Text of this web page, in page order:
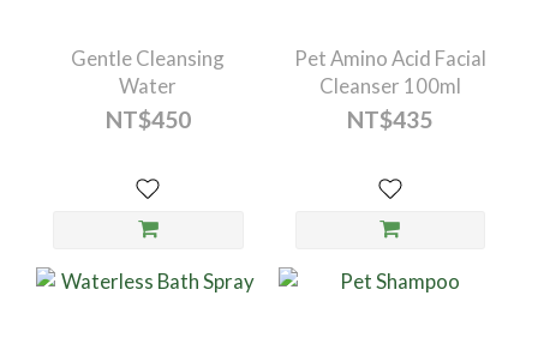
Gentle Cleansing
Water
NT$450
Pet Amino Acid Facial
Cleanser 100ml
NT$435